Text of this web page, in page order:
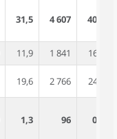
31,5 4 607 40,6
11,9 1 841
16,2
19,6 2 766 24,4
1,3 96 0,8